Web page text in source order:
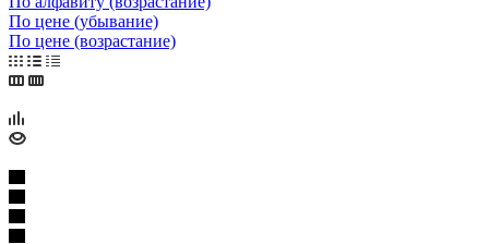
По цене (убывание)
По цене (возрастание)